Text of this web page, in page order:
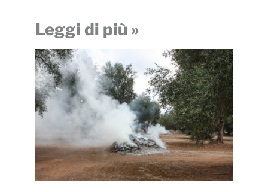
Leggi di più »